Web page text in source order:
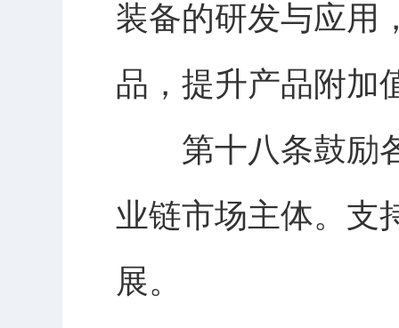
装备的研发与应用
品，提升产品附加
第十八条鼓励各
业链市场主体。支
展。